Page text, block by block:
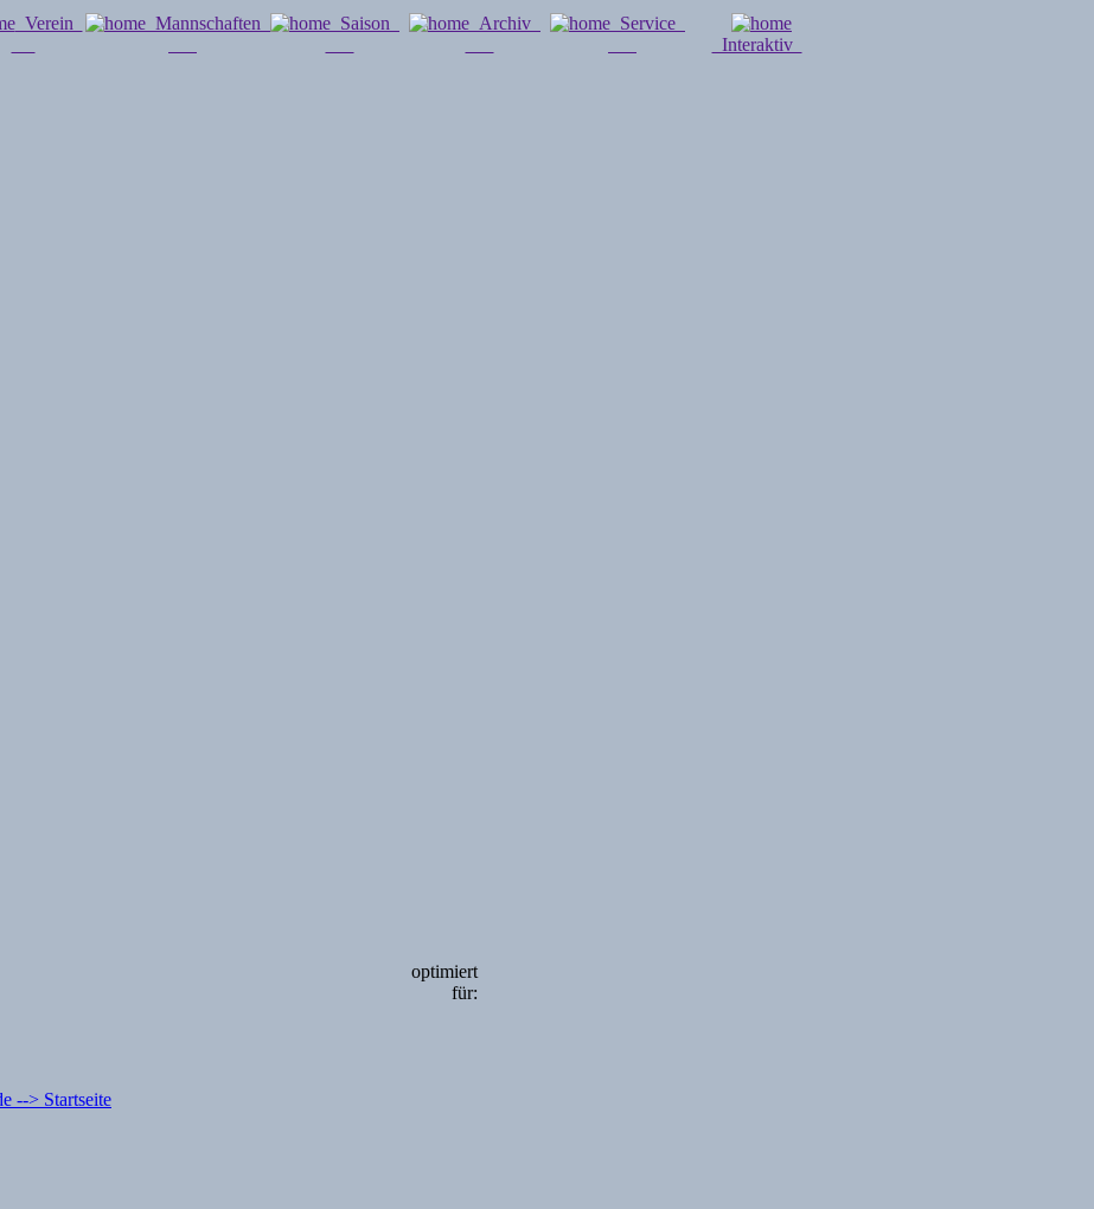
Verein Mannschaften Saison Archiv
Service
Interaktiv
optimiert
für: